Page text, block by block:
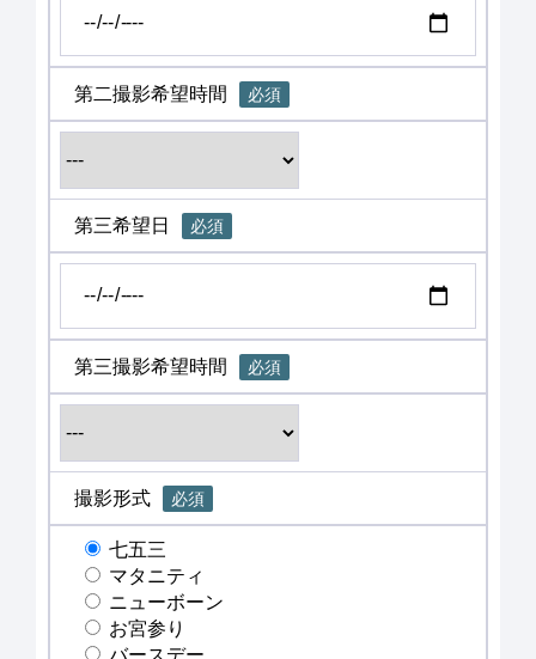
第二撮影希望時間 必須
第三希望日 必須
第三撮影希望時間 必須
撮影形式 必須
七五三
マタニティ
ニューボーン
お宮参り
バースデー